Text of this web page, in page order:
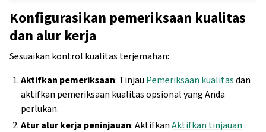
Konfigurasikan pemeriksaan kualitas
dan alur kerja
Sesuaikan kontrol kualitas terjemahan:
Aktifkan pemeriksaan: Tinjau Pemeriksaan kualitasdan
aktifkan pemeriksaan kualitas opsional yang Anda
perlukan.
Atur alur kerja peninjauan: AktifkanAktifkan tinjauan